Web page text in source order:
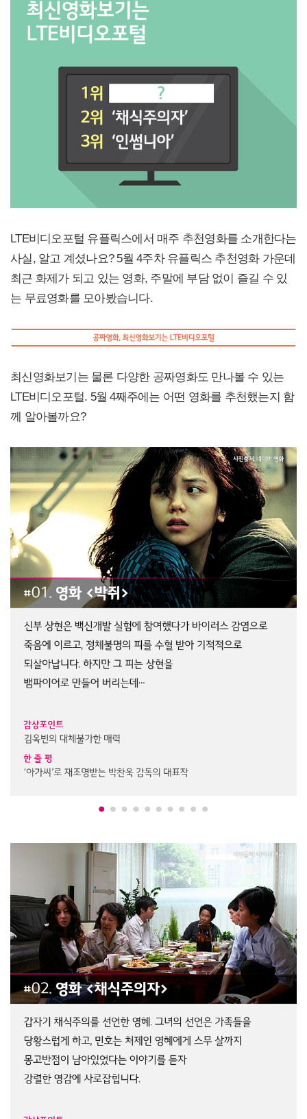
LTE비디오포털 유플릭스에서 매주 추천영화를 소개한다는
사실, 알고 계셨나요? 5월 4주차 유플릭스 추천영화 가운데
최근 화제가 되고 있는 영화, 주말에 부담 없이 즐길 수 있
는 무료영화를 모아봤습니다.
최신영화보기는 물론 다양한 공짜영화도 만나볼 수 있는
LTE비디오포털. 5월 4째주에는 어떤 영화를 추천했는지 함
께 알아볼까요?